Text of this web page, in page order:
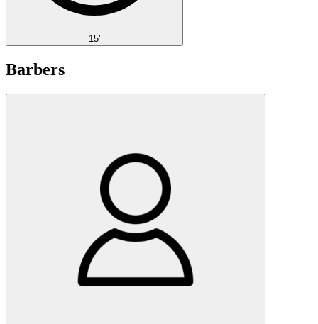
15'
Barbers